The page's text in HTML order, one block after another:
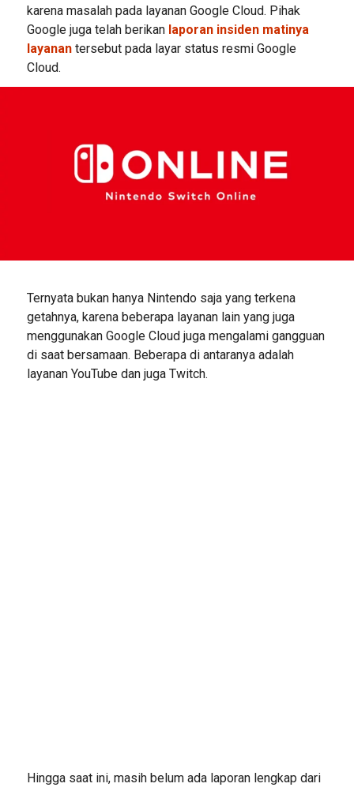
karena masalah pada layanan Google Cloud. Pihak
Google juga telah berikan laporan insiden matinya
layanantersebut pada layar status resmi Google
Cloud.
Ternyata bukan hanya Nintendo saja yang terkena
getahnya, karena beberapa layanan lain yang juga
menggunakan Google Cloud juga mengalami gangguan
di saat bersamaan. Beberapa di antaranya adalah
layanan YouTube dan juga Twitch.
Hingga saat ini, masih belum ada laporan lengkap dari